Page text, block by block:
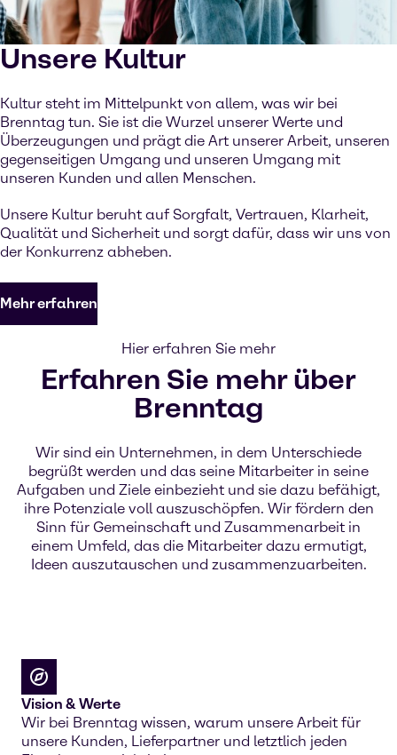
Unsere Kultur
Kultur steht im Mittelpunkt von allem, was wir bei
Brenntag tun. Sie ist die Wurzel unserer Werte und
Überzeugungen und prägt die Art unserer Arbeit, unseren
gegenseitigen Umgang und unseren Umgang mit
unseren Kunden und allen Menschen.
Unsere Kultur beruht auf Sorgfalt, Vertrauen, Klarheit,
Qualität und Sicherheit und sorgt dafür, dass wir uns von
der Konkurrenz abheben.
Mehr erfahren
Hier erfahren Sie mehr
Erfahren Sie mehr über
Brenntag
Wir sind ein Unternehmen, in dem Unterschiede
begrüßt werden und das seine Mitarbeiter in seine
Aufgaben und Ziele einbezieht und sie dazu befähigt,
ihre Potenziale voll auszuschöpfen. Wir fördern den
Sinn für Gemeinschaft und Zusammenarbeit in
einem Umfeld, das die Mitarbeiter dazu ermutigt,
Ideen auszutauschen und zusammenzuarbeiten.
Vision & Werte
Wir bei Brenntag wissen, warum unsere Arbeit für
unsere Kunden, Lieferpartner und letztlich jeden